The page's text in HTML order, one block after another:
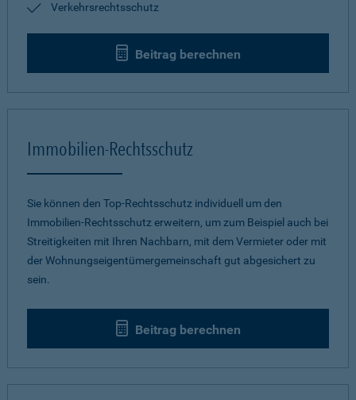
Verkehrsrechtsschutz
Beitrag berechnen
Immobilien-Rechtsschutz
Sie können den Top-Rechtsschutz individuell um den
Immobilien-Rechtsschutz erweitern, um zum Beispiel auch bei
Streitigkeiten mit Ihren Nachbarn, mit dem Vermieter oder mit
der Wohnungseigentümergemeinschaft gut abgesichert zu
sein.
Beitrag berechnen